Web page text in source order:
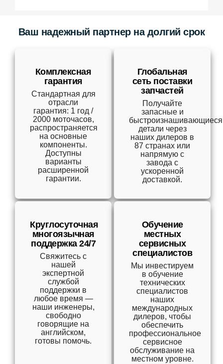
Ваш надежный партнер на долгий срок
Комплексная
гарантия
Стандартная для
отрасли
гарантия: 1 год /
2000 моточасов,
распространяется
на основные
компоненты.
Доступны
варианты
расширенной
гарантии.
Глобальная
сеть поставки
запчастей
Получайте
запасные и
быстроизнашивающиеся
детали через
наших дилеров в
87 странах или
напрямую с
завода с
ускоренной
доставкой.
Круглосуточная
многоязычная
поддержка 24/7
Свяжитесь с
нашей
экспертной
службой
поддержки в
любое время —
наши инженеры,
свободно
говорящие на
английском,
готовы помочь.
Обучение
местных
сервисных
специалистов
Мы инвестируем
в обучение
технических
специалистов
наших
международных
дилеров, чтобы
обеспечить
профессиональное
сервисное
обслуживание на
местном уровне.